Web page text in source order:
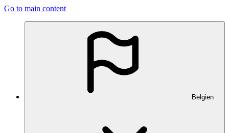
Go to main content
Belgien